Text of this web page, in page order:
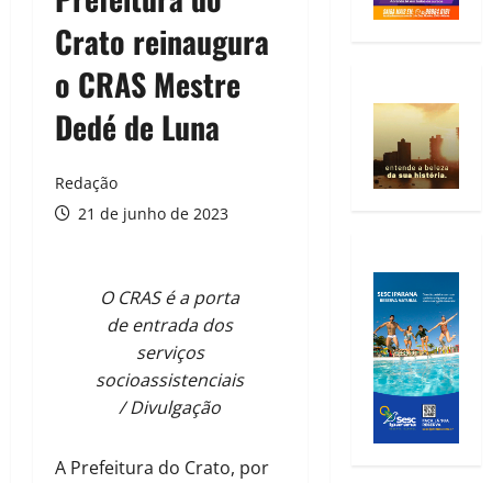
Crato reinaugura
o CRAS Mestre
Dedé de Luna
Redação
21 de junho de 2023
O CRAS é a porta
de entrada dos
serviços
socioassistenciais
/ Divulgação
A Prefeitura do Crato, por